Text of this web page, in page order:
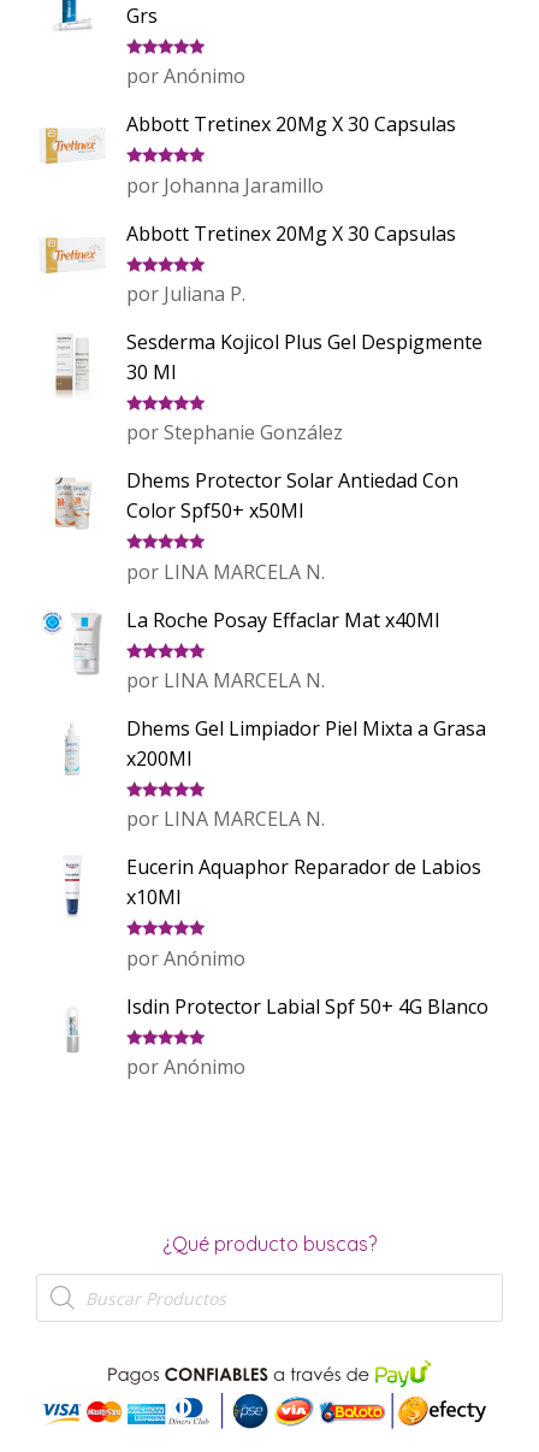
Grs
Valorado
con
de 5
por Anónimo
Abbott Tretinex 20Mg X 30 Capsulas
Valorado
con 5de 5
por Johanna Jaramillo
Abbott Tretinex 20Mg X 30 Capsulas
Valorado
con 5de 5
por Juliana P.
Sesderma Kojicol Plus Gel Despigmente
30 Ml
Valorado
con
de 5
por Stephanie González
Dhems Protector Solar Antiedad Con
Color Spf50+ x50Ml
Valorado
con
de 5
por LINA MARCELA N.
La Roche Posay Effaclar Mat x40Ml
Valorado
con
de 5
por LINA MARCELA N.
Dhems Gel Limpiador Piel Mixta a Grasa
x200Ml
Valorado
con
de 5
por LINA MARCELA N.
Eucerin Aquaphor Reparador de Labios
x10Ml
Valorado
con
de 5
por Anónimo
Isdin Protector Labial Spf 50+ 4G Blanco
Valorado
con
de 5
por Anónimo
¿Qué producto buscas?
Búsqueda
de
productos